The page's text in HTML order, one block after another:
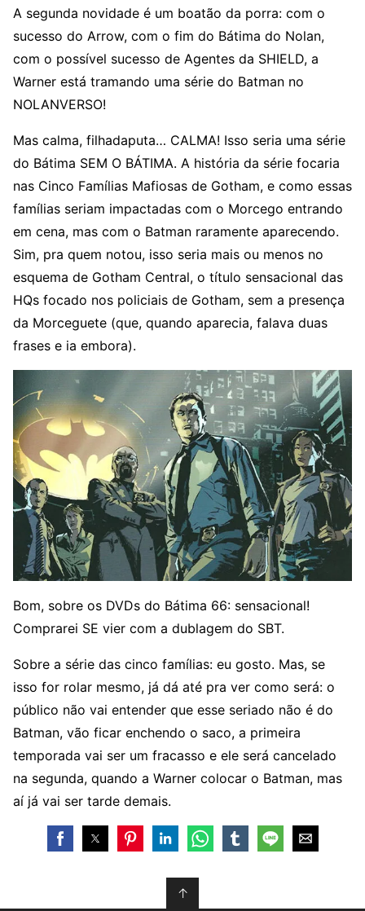
A segunda novidade é um boatão da porra: com o
sucesso do Arrow, com o fim do Bátima do Nolan,
com o possível sucesso de Agentes da SHIELD, a
Warner está tramando uma série do Batman no
NOLANVERSO!
Mas calma, filhadaputa… CALMA! Isso seria uma série
do Bátima SEM O BÁTIMA. A história da série focaria
nas Cinco Famílias Mafiosas de Gotham, e como essas
famílias seriam impactadas com o Morcego entrando
em cena, mas com o Batman raramente aparecendo.
Sim, pra quem notou, isso seria mais ou menos no
esquema de Gotham Central, o título sensacional das
HQs focado nos policiais de Gotham, sem a presença
da Morceguete (que, quando aparecia, falava duas
frases e ia embora).
Bom, sobre os DVDs do Bátima 66: sensacional!
Comprarei SE vier com a dublagem do SBT.
Sobre a série das cinco famílias: eu gosto. Mas, se
isso for rolar mesmo, já dá até pra ver como será: o
público não vai entender que esse seriado não é do
Batman, vão ficar enchendo o saco, a primeira
temporada vai ser um fracasso e ele será cancelado
na segunda, quando a Warner colocar o Batman, mas
aí já vai ser tarde demais.
↑